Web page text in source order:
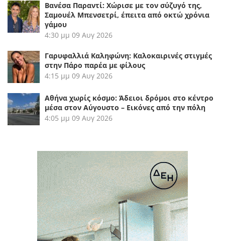
Βανέσα Παραντί: Χώρισε με τον σύζυγό της,
Σαμουέλ Μπενσετρί, έπειτα από οκτώ χρόνια
γάμου
4:30 μμ 09 Αυγ 2026
Γαρυφαλλιά Καληφώνη: Καλοκαιρινές στιγμές
στην Πάρο παρέα με φίλους
4:15 μμ 09 Αυγ 2026
Αθήνα χωρίς κόσμο: Άδειοι δρόμοι στο κέντρο
μέσα στον Αύγουστο – Εικόνες από την πόλη
4:05 μμ 09 Αυγ 2026